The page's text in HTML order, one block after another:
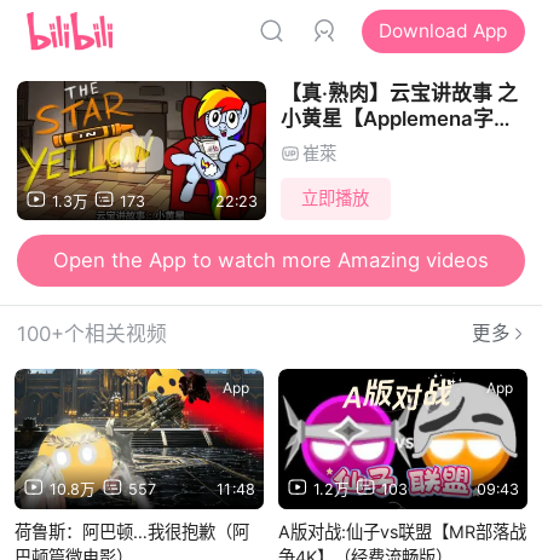
Download App
1.3万 173 22:23
【真·熟肉】云宝讲故事 之
小黄星【Applemena字幕
组】崔萊
立即播放
Open the App to watch more Amazing videos
100+个相关视频 更多
10.8万 557 11:48
App
荷鲁斯：阿巴顿…我很抱歉（阿
1.2万 103 09:43
App
A版对战:仙子vs联盟【MR部落战